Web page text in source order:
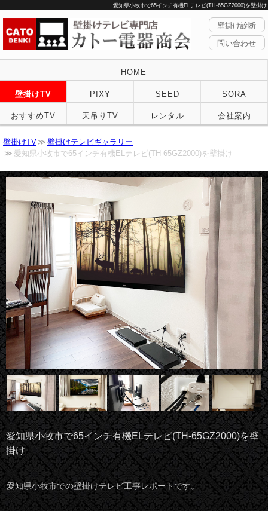
愛知県小牧市で65インチ有機ELテレビ(TH-65GZ2000)を壁掛け
壁掛け診断
問い合わせ
HOME
壁掛けTV PIXY SEED SORA
おすすめTV 天吊りTV レンタル 会社案内
壁掛けTV
壁掛けテレビギャラリー
愛知県小牧市で65インチ有機ELテレビ(TH-65GZ2000)を壁掛け
愛知県小牧市で65インチ有機ELテレビ(TH-65GZ2000)を壁
掛け
愛知県小牧市での壁掛けテレビ工事レポートです。